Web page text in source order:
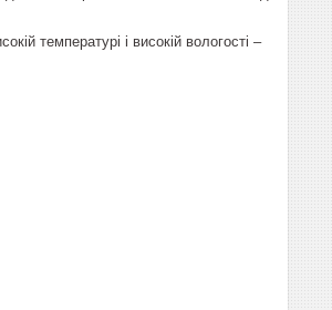
температурі і високій вологості –